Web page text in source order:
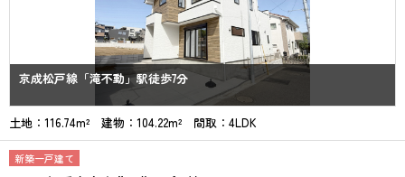
京成松戸線「滝不動」駅徒歩7分
土地：116.74m² 建物：104.22m² 間取：4LDK
新築一戸建て